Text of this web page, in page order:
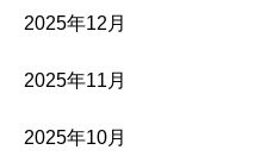
2025年12月
2025年11月
2025年10月